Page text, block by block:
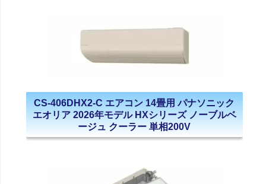
CS-406DHX2-C エアコン 14畳用 パナソニック
エオリア 2026年モデル HXシリーズ ノーブルベ
ージュ クーラー 単相200V